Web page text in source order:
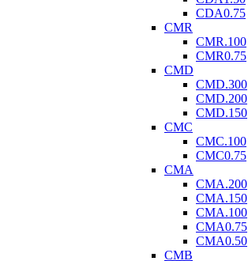
CDA0.75
CMR
CMR.100
CMR0.75
CMD
CMD.300
CMD.200
CMD.150
CMC
CMC.100
CMC0.75
CMA
CMA.200
CMA.150
CMA.100
CMA0.75
CMA0.50
CMB